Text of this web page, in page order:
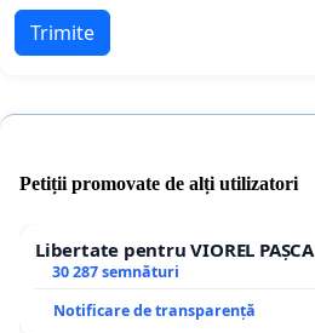
Trimite
Petiții promovate de alți utilizatori
Libertate pentru VIOREL PAȘCA
30 287 semnături
Notificare de transparență